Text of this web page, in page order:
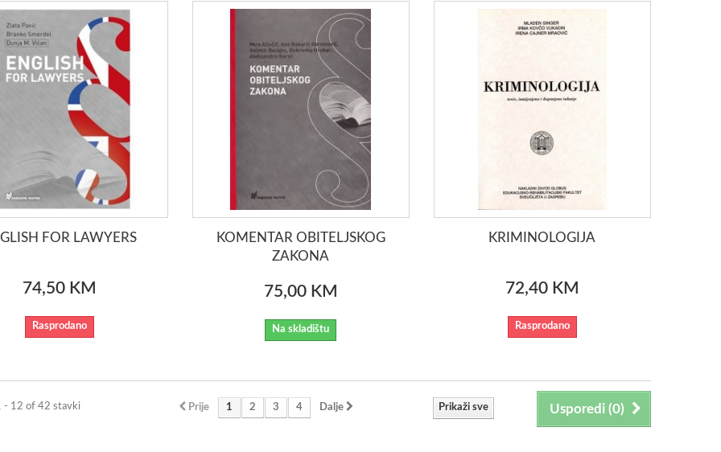
FOR LAWYERS
74,50 KM
Rasprodano
KOMENTAR OBITELJSKOG
ZAKONA
75,00 KM
Na skladištu
KRIMINOLOGIJA
72,40 KM
Rasprodano
Usporedi (0)
Prikaži sve
Prije 1 2 3 4 Dalje
- 12 of 42 stavki